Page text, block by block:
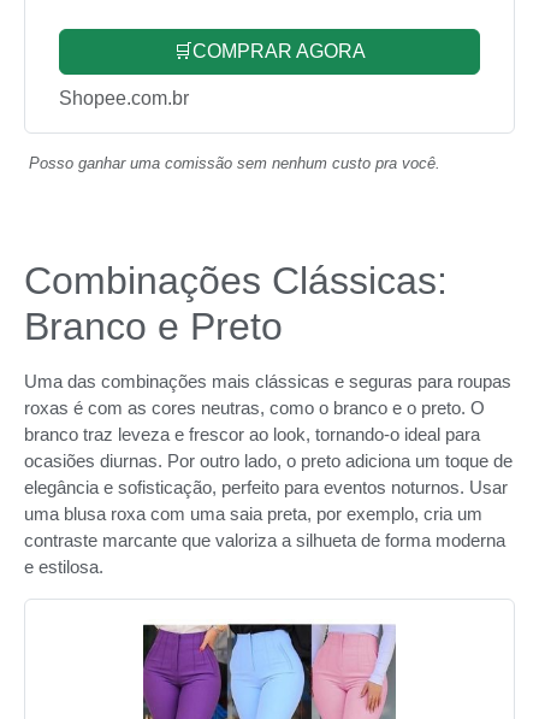
🛒COMPRAR AGORA
Shopee.com.br
Posso ganhar uma comissão sem nenhum custo pra você.
Combinações Clássicas:
Branco e Preto
Uma das combinações mais clássicas e seguras para roupas
roxas é com as cores neutras, como o branco e o preto. O
branco traz leveza e frescor ao look, tornando-o ideal para
ocasiões diurnas. Por outro lado, o preto adiciona um toque de
elegância e sofisticação, perfeito para eventos noturnos. Usar
uma blusa roxa com uma saia preta, por exemplo, cria um
contraste marcante que valoriza a silhueta de forma moderna
e estilosa.